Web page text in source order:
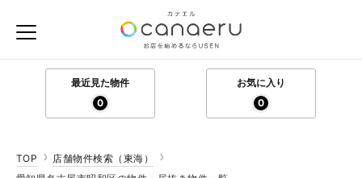
最近見た物件
0
お気に入り
0
TOP
店舗物件検索（東海）